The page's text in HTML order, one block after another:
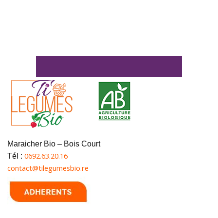
Maraicher Bio – Bois Court
Tél : 0692.63.20.16
contact@tilegumesbio.re